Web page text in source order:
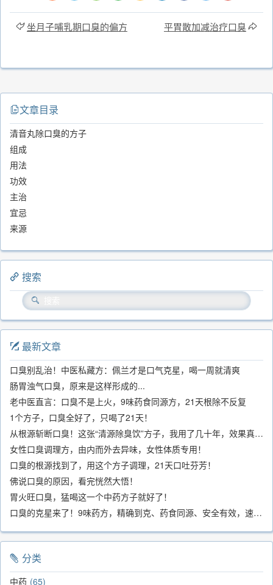
坐月子哺乳期口臭的偏方 平胃散加减治疗口臭
文章目录
清音丸除口臭的方子
组成
用法
功效
主治
宜忌
来源
搜索
最新文章
口臭别乱治！中医私藏方：佩兰才是口气克星，喝一周就清爽
肠胃浊气口臭，原来是这样形成的...
老中医直言：口臭不是上火，9味药食同源方，21天根除不反复
1个方子，口臭全好了，只喝了21天！
从根源斩断口臭！这张“清源除臭饮”方子，我用了几十年，效果真不错
女性口臭调理方，由内而外去异味，女性体质专用！
口臭的根源找到了，用这个方子调理，21天口吐芬芳！
佛说口臭的原因，看完恍然大悟！
胃火旺口臭，猛喝这一个中药方子就好了！
口臭的克星来了！9味药方，精确到克、药食同源、安全有效，速看！
分类
中药 65